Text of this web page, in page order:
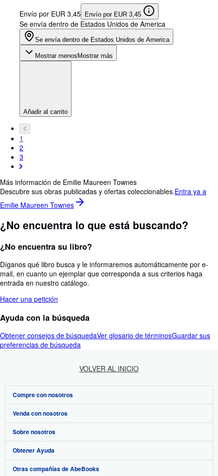
Envío por EUR 3,45 Envío por EUR 3,45
Se envía dentro de Estados Unidos de America
Se envía dentro de Estados Unidos de America
Mostrar menos Mostrar más
Añadir al carrito
1
2
3
Más información de Emilie Maureen Townes
Descubre sus obras publicadas y ofertas coleccionables.Entra ya a
Emilie Maureen Townes
¿No encuentra lo que está buscando?
¿No encuentra su libro?
Díganos qué libro busca y le informaremos automáticamente por e-
mail, en cuanto un ejemplar que corresponda a sus criterios haga
entrada en nuestro catálogo.
Hacer una petición
Ayuda con la búsqueda
Obtener consejos de búsquedaVer glosario de términosGuardar sus
preferencias de búsqueda
VOLVER AL INICIO
Compre con nosotros
Búsqueda avanzada
Colecciones
Mi cuenta
Mis pedidos
Venda con nosotros
Comenzar a vender
Únase a nuestro programa de afiliados
Recomiende un vendedor
Sobre nosotros
Sobre IberLibro
Medios
Obtener Ayuda
Preguntas frecuentes y guías
Otras compañías de AbeBooks